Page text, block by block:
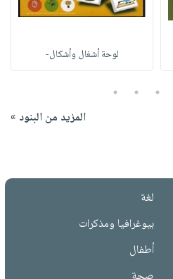
لوحة أشغال وأشكال-
3
4
5
المزيد من البنود »
لغة
بيوغرافيا ومذكرات
أطفال